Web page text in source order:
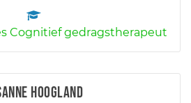
Cognitief gedragstherapeut
Hoogland